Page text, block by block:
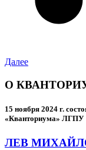
Далее
О
15 ноября 2024 г.
«Кванториума»
ЛЕВ